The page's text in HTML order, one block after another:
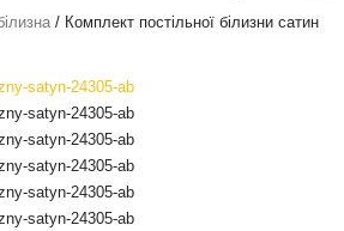
/ Комплект постільної білизни сатин